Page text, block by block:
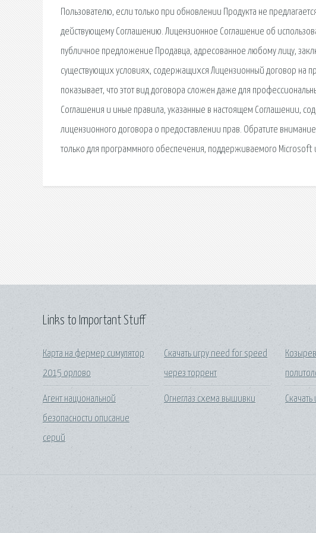
Пользователю, если только при обновлении Продукта не
действующему Соглашению. Лицензионное Соглашение об
публичное предложение Продавца, адресованное любому лицу,
существующих условиях, содержащихся Лицензионный договор на
показывает, что этот вид договора сложен даже для
Соглашения и иные правила, указанные в настоящем Соглашении,
лицензионного договора о предоставлении прав. Обратите
только для программного обеспечения, поддерживаемого Microsoft
Links to Important Stuff
Карта на фермер симулятор
2015 орлово
Агент национальной
безопасности описание
серий
Скачать игру need for speed
через торрент
Огнеглаз схема вышивки